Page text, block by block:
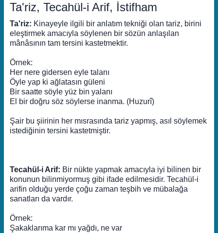
Ta'riz, Tecahül-i Arif, İstifham
Ta'riz: Kinayeyle ilgili bir anlatım tekniği olan tariz, birini
eleştirmek amacıyla söylenen bir sözün anlaşılan
mânâsının tam tersini kastetmektir.
Örnek:
Her nere gidersen eyle talanı
Öyle yap ki ağlatasın güleni
Bir saatte söyle yüz bin yalanı
El bir doğru söz söylerse inanma. (Huzurî)
Şair bu şiirinin her mısrasında tariz yapmış, asıl söylemek
istediğinin tersini kastetmiştir.
Tecahül-i Arif: Bir nükte yapmak amacıyla iyi bilinen bir
konunun bilinmiyormuş gibi ifade edilmesidir. Tecahül-i
arifin olduğu yerde çoğu zaman teşbih ve mübalağa
sanatları da vardır.
Örnek:
Şakaklarıma kar mı yağdı, ne var